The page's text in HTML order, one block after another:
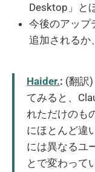
Desktop」と
今後のアップ
追加されるか
Haider.: (翻訳
てみると、
れただけのも
にほとんど違
には異なるユ
とで変わって